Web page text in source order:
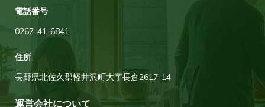
電話番号
0267-41-6841
住所
長野県北佐久郡軽井沢町大字長倉2617-14
運営会社について